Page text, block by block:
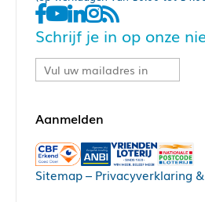
Schrijf je in op onze
Sitemap– Privacyverklaring